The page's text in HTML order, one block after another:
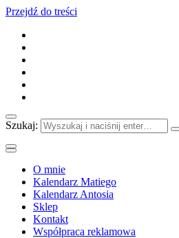
Przejdź do treści
Szukaj:
O mnie
Kalendarz Matiego
Kalendarz Antosia
Sklep
Kontakt
Współpraca reklamowa